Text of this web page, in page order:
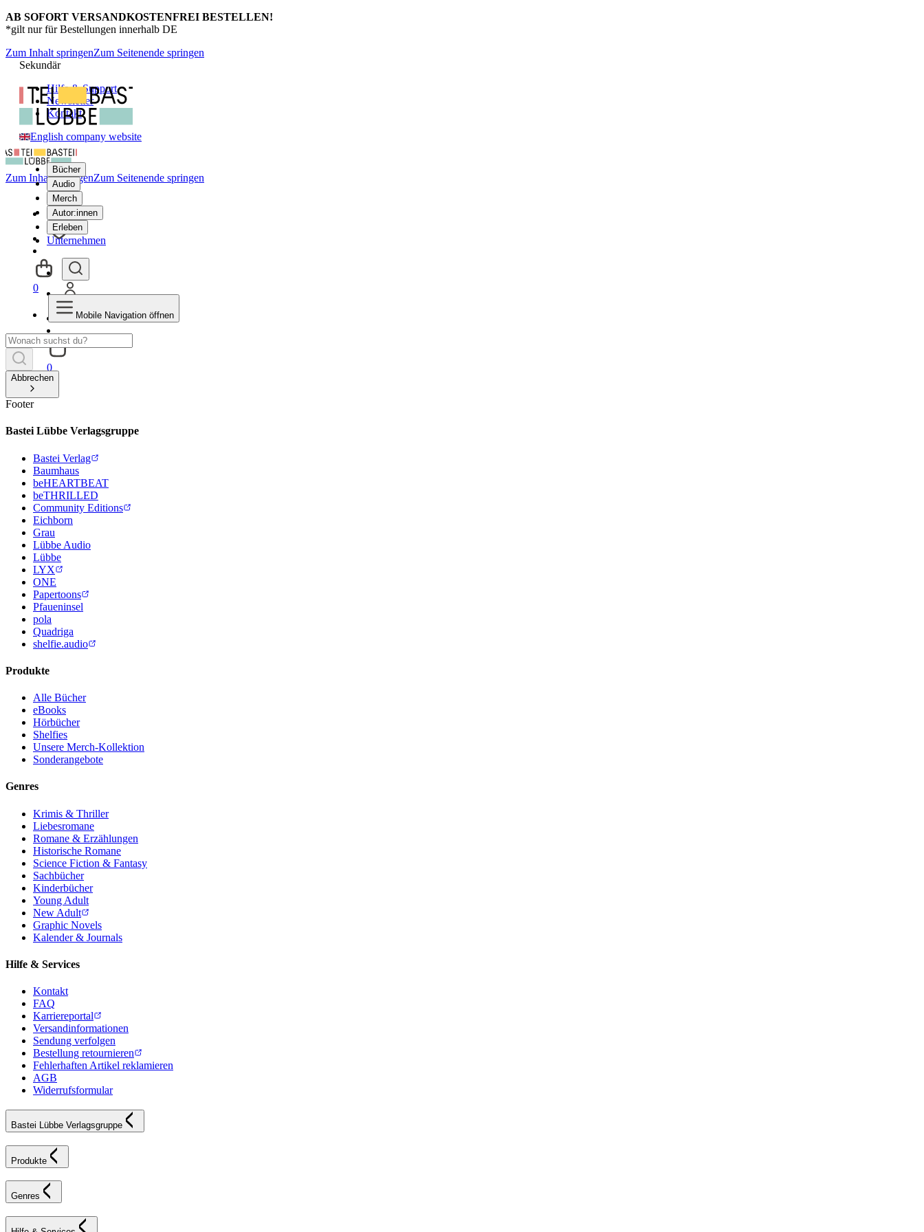
AB SOFORT VERSANDKOSTENFREI BESTELLEN!
*gilt nur für Bestellungen innerhalb DE
Zum Inhalt springenZum Seitenende springen
Sekundär
Hilfe & Support
Newsletter
Kontakt
English company website
Bücher
Audio
Merch
Autor:innen
Erleben
Unternehmen
0
Zum Inhalt springenZum Seitenende springen
0
Mobile Navigation öffnen
Abbrechen
Footer
Bastei Lübbe Verlagsgruppe
Bastei Verlag
Baumhaus
beHEARTBEAT
beTHRILLED
Community Editions
Eichborn
Grau
Lübbe Audio
Lübbe
LYX
ONE
Papertoons
Pfaueninsel
pola
Quadriga
shelfie.audio
Produkte
Alle Bücher
eBooks
Hörbücher
Shelfies
Unsere Merch-Kollektion
Sonderangebote
Genres
Krimis & Thriller
Liebesromane
Romane & Erzählungen
Historische Romane
Science Fiction & Fantasy
Sachbücher
Kinderbücher
Young Adult
New Adult
Graphic Novels
Kalender & Journals
Hilfe & Services
Kontakt
FAQ
Karriereportal
Versandinformationen
Sendung verfolgen
Bestellung retournieren
Fehlerhaften Artikel reklamieren
AGB
Widerrufsformular
Bastei Lübbe Verlagsgruppe
Produkte
Genres